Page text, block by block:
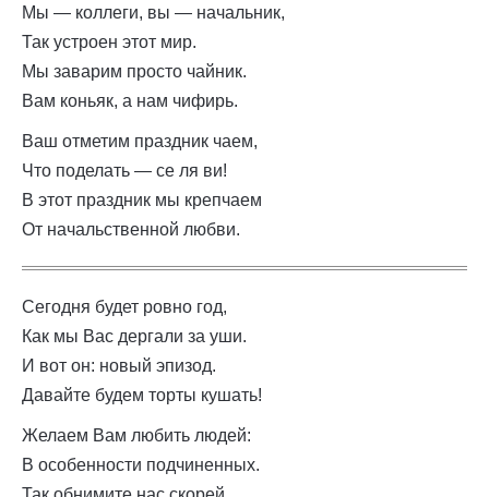
Мы — коллеги, вы — начальник,
Так устроен этот мир.
Мы заварим просто чайник.
Вам коньяк, а нам чифирь.
Ваш отметим праздник чаем,
Что поделать — се ля ви!
В этот праздник мы крепчаем
От начальственной любви.
Сегодня будет ровно год,
Как мы Вас дергали за уши.
И вот он: новый эпизод.
Давайте будем торты кушать!
Желаем Вам любить людей:
В особенности подчиненных.